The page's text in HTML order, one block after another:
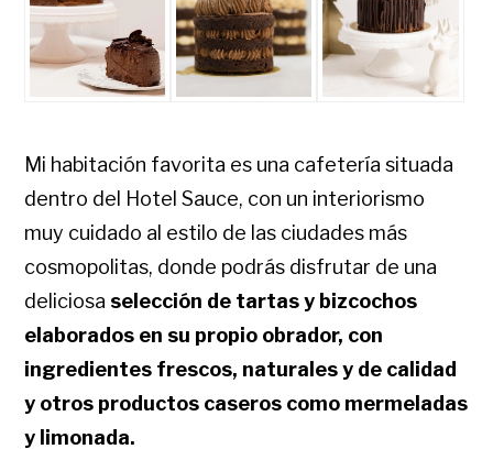
Mi habitación favorita es una cafetería situada
dentro del Hotel Sauce, con un interiorismo
muy cuidado al estilo de las ciudades más
cosmopolitas, donde podrás disfrutar de una
deliciosa selección de tartas y bizcochos
elaborados en su propio obrador, con
ingredientes frescos, naturales y de calidad
y otros productos caseros como mermeladas
y limonada.